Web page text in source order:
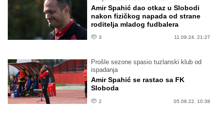
Amir Spahić dao otkaz u Slobodi
nakon fizičkog napada od strane
roditelja mladog fudbalera
3 11.09.24. 21:27
Prošle sezone spasio tuzlanski klub od
ispadanja
Amir Spahić se rastao sa FK
Sloboda
2 05.08.22. 10:38